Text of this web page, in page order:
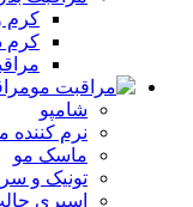
کرم
شامپو
نرم کننده
ماسک مو
تونيک و
اسپري